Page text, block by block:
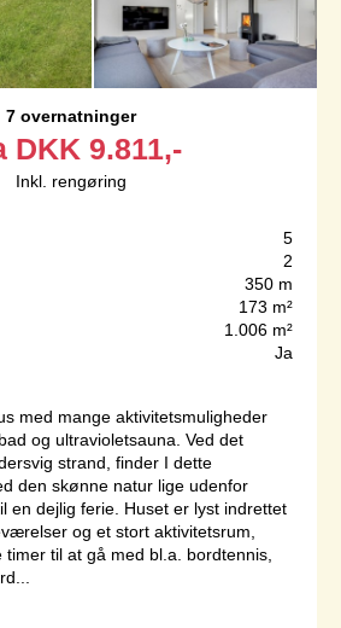
7 overnatninger
DKK 9.811,-
Inkl. rengøring
5
2
350 m
173 m²
1.006 m²
Ja
med mange aktivitetsmuligheder
og ultravioletsauna. Ved det
strand, finder I dette
den skønne natur lige udenfor
en dejlig ferie. Huset er lyst indrettet
og et stort aktivitetsrum,
timer til at gå med bl.a. bordtennis,